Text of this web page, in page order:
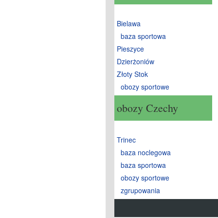
Bielawa
baza sportowa
Pieszyce
Dzierżoniów
Złoty Stok
obozy sportowe
obozy Czechy
Trinec
baza noclegowa
baza sportowa
obozy sportowe
zgrupowania